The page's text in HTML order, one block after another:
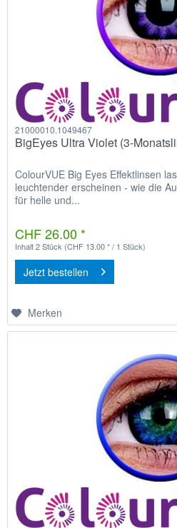
21000010.1049467
BigEyes Ultra Violet (3-
ColourVUE Big Eyes Effektlinsen
leuchtender erscheinen - wie die
für helle und...
CHF 26.00 *
Inhalt2 Stück (CHF 13.00 * / 1 Stück)
Jetzt bestellen
Merken